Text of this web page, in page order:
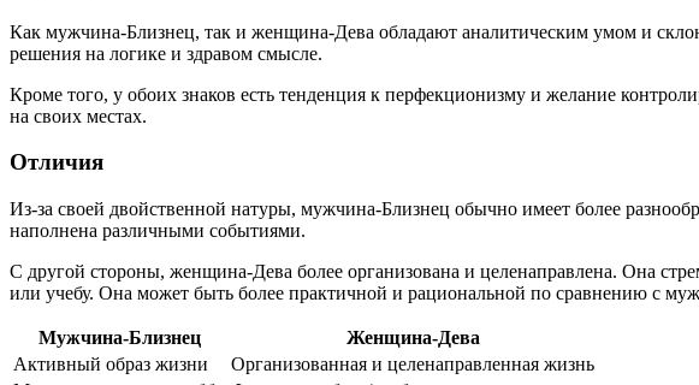
Как мужчина-Близнец, так и женщина-Дева обладают аналитическим умом и
решения на логике и здравом смысле.
Кроме того, у обоих знаков есть тенденция к перфекционизму и желание
на своих местах.
Отличия
Из-за своей двойственной натуры, мужчина-Близнец обычно имеет более
наполнена различными событиями.
С другой стороны, женщина-Дева более организована и целенаправлена. Она
или учебу. Она может быть более практичной и рациональной по сравнению с
Мужчина-Близнец
Женщина-Дева
Активный образ жизни
Организованная и целенаправленная жизнь